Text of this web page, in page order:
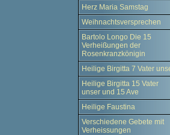
Herz Maria Samstag
Weihnachtsversprechen
Bartolo Longo Die 15
Verheißungen der
Rosenkranzkönigin
Heilige Birgitta 7 Vater
Heilige Birgitta 15 Vater
unser und 15 Ave
Heilige Faustina
Verschiedene Gebete mit
Verheissungen